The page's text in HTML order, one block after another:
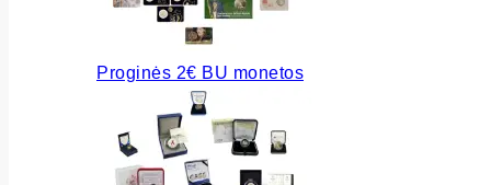
Proginės 2€ BU monetos